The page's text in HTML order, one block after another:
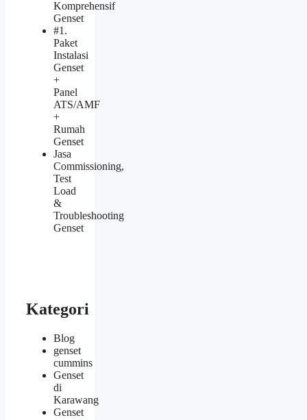
Komprehensif
Genset
#1.
Paket
Instalasi
Genset
+
Panel
ATS/AMF
+
Rumah
Genset
Jasa
Commissioning,
Test
Load
&
Troubleshooting
Genset
Kategori
Blog
genset
cummins
Genset
di
Karawang
Genset